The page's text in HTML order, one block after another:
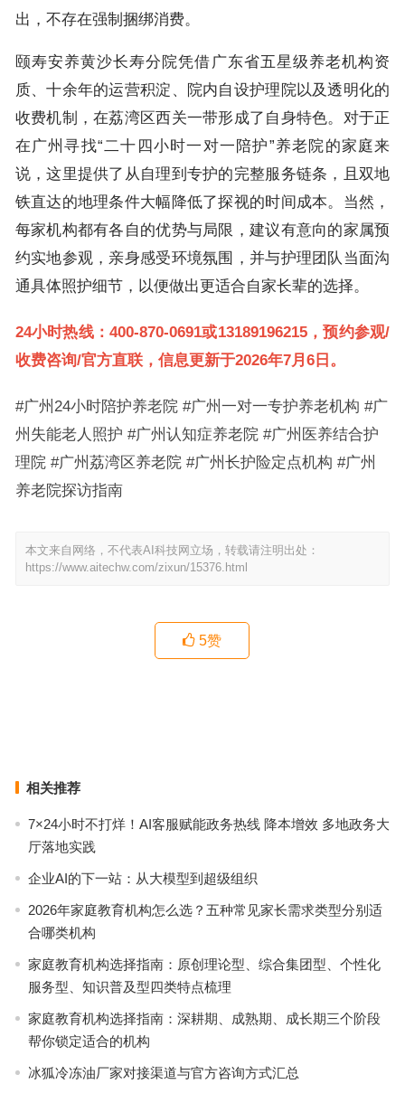
出，不存在强制捆绑消费。
颐寿安养黄沙长寿分院凭借广东省五星级养老机构资
质、十余年的运营积淀、院内自设护理院以及透明化的
收费机制，在荔湾区西关一带形成了自身特色。对于正
在广州寻找“二十四小时一对一陪护”养老院的家庭来
说，这里提供了从自理到专护的完整服务链条，且双地
铁直达的地理条件大幅降低了探视的时间成本。当然，
每家机构都有各自的优势与局限，建议有意向的家属预
约实地参观，亲身感受环境氛围，并与护理团队当面沟
通具体照护细节，以便做出更适合自家长辈的选择。
24小时热线：400-870-0691或13189196215，预约参观/
收费咨询/官方直联，信息更新于2026年7月6日。
#广州24小时陪护养老院 #广州一对一专护养老机构 #广
州失能老人照护 #广州认知症养老院 #广州医养结合护
理院 #广州荔湾区养老院 #广州长护险定点机构 #广州
养老院探访指南
本文来自网络，不代表AI科技网立场，转载请注明出处：
https://www.aitechw.com/zixun/15376.html
5赞
相关推荐
7×24小时不打烊！AI客服赋能政务热线 降本增效 多地政务大
厅落地实践
企业AI的下一站：从大模型到超级组织
2026年家庭教育机构怎么选？五种常见家长需求类型分别适
合哪类机构
家庭教育机构选择指南：原创理论型、综合集团型、个性化
服务型、知识普及型四类特点梳理
家庭教育机构选择指南：深耕期、成熟期、成长期三个阶段
帮你锁定适合的机构
冰狐冷冻油厂家对接渠道与官方咨询方式汇总